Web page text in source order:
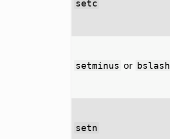
setc
setminus or bslash
setn